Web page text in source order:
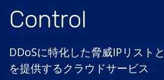
Control
DDoSに特化した脅威IPリスト
を提供するクラウドサービス